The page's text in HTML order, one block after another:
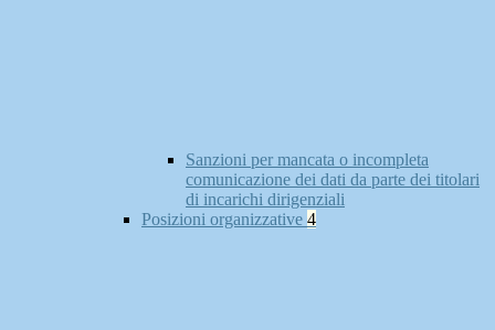
Sanzioni per mancata o incompleta
comunicazione dei dati da parte dei titolari
di incarichi dirigenziali
Posizioni organizzative 4